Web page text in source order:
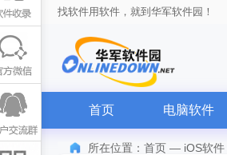
找软件用软件，就到华军软件园！
首页 电脑软件
所在位置： 首页 — iOS软件